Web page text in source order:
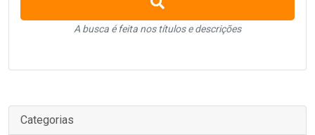
A busca é feita nos títulos e descrições
Categorias